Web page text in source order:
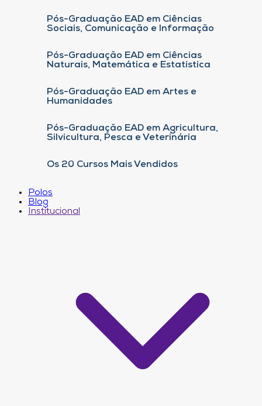
Pós-Graduação EAD em Ciências
Sociais, Comunicação e Informação
Pós-Graduação EAD em Ciências
Naturais, Matemática e Estatística
Pós-Graduação EAD em Artes e
Humanidades
Pós-Graduação EAD em Agricultura,
Silvicultura, Pesca e Veterinária
Os 20 Cursos Mais Vendidos
Polos
Blog
Institucional